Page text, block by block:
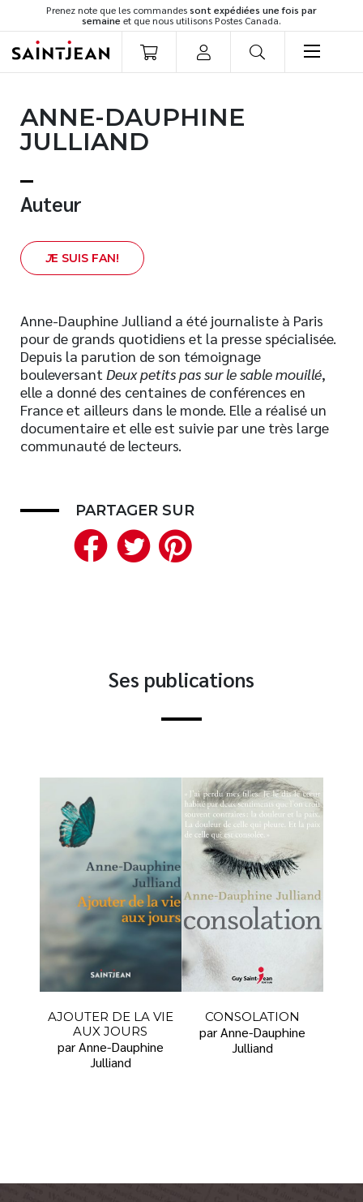
Prenez note que les commandessont expédiées une fois par
semaine et que nous utilisons Postes Canada.
Romans
Cuisine
Littérature jeunesse
Famille
Culture générale
Vie pratique
Finances
Nouveautés
Numérique
Livres audio
Meilleurs vendeurs
À PROPOS
ANNE-DAUPHINE
JULLIAND
Auteur
JE SUIS FAN!
Anne-Dauphine Julliand a été journaliste à Paris
pour de grands quotidiens et la presse spécialisée.
Depuis la parution de son témoignage
bouleversant Deux petits pas sur le sable mouillé,
elle a donné des centaines de conférences en
France et ailleurs dans le monde. Elle a réalisé un
documentaire et elle est suivie par une très large
communauté de lecteurs.
PARTAGER SUR
Facebook
Twitter
Ses publications
AJOUTER DE LA VIE
AUX JOURS
par Anne-Dauphine
Julliand
CONSOLATION
par Anne-Dauphine
Julliand